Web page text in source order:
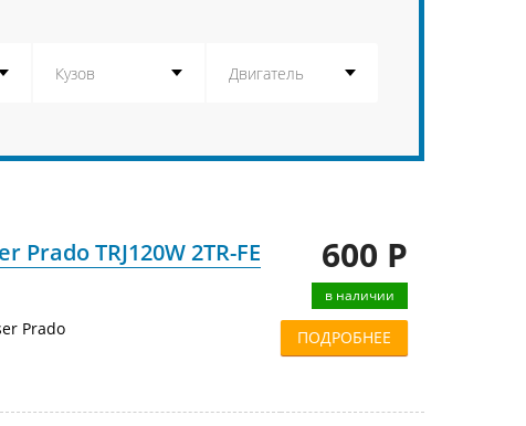
TRJ120W 2TR-FE
Prado
600 Р
в наличии
ПОДРОБНЕЕ